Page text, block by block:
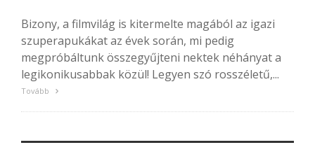
Bizony, a filmvilág is kitermelte magából az igazi
szuperapukákat az évek során, mi pedig
megpróbáltunk összegyűjteni nektek néhányat a
legikonikusabbak közül! Legyen szó rosszéletű,...
Tovább